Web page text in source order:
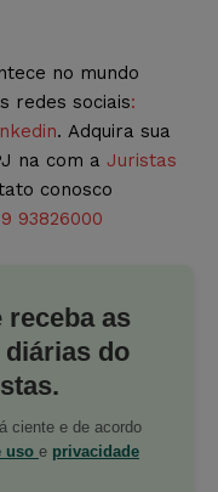
no mundo
redes sociais:
. Adquira sua
na com a Juristas
conosco
93826000
receba as
do
ciente e de acordo
uso e privacidade